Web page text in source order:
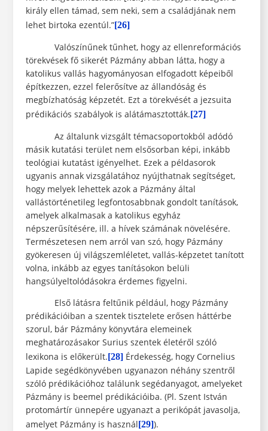
király ellen támad, sem neki, sem a családjának nem
lehet birtoka ezentúl.”[26]
Valószínűnek tűnhet, hogy az ellenreformációs
törekvések fő sikerét Pázmány abban látta, hogy a
katolikus vallás hagyományosan elfogadott képeiből
építkezzen, ezzel felerősítve az állandóság és
megbízhatóság képzetét. Ezt a törekvését a jezsuita
prédikációs szabályok is alátámasztották.[27]
Az általunk vizsgált témacsoportokból adódó
másik kutatási terület nem elsősorban képi, inkább
teológiai kutatást igényelhet. Ezek a példasorok
ugyanis annak vizsgálatához nyújthatnak segítséget,
hogy melyek lehettek azok a Pázmány által
vallástörténetileg legfontosabbnak gondolt tanítások,
amelyek alkalmasak a katolikus egyház
népszerűsítésére, ill. a hívek számának növelésére.
Természetesen nem arról van szó, hogy Pázmány
gyökeresen új világszemléletet, vallás-képzetet tanított
volna, inkább az egyes tanításokon belüli
hangsúlyeltolódásokra érdemes figyelni.
Első látásra feltűnik például, hogy Pázmány
prédikációiban a szentek tisztelete erősen háttérbe
szorul, bár Pázmány könyvtára elemeinek
meghatározásakor Surius szentek életéről szóló
lexikona is előkerült.[28]Érdekesség, hogy Cornelius
Lapide segédkönyvében ugyanazon néhány szentről
szóló prédikációhoz találunk segédanyagot, amelyeket
Pázmány is beemel prédikációiba. (Pl. Szent István
protomártír ünnepére ugyanazt a perikópát javasolja,
amelyet Pázmány is használ[29]).